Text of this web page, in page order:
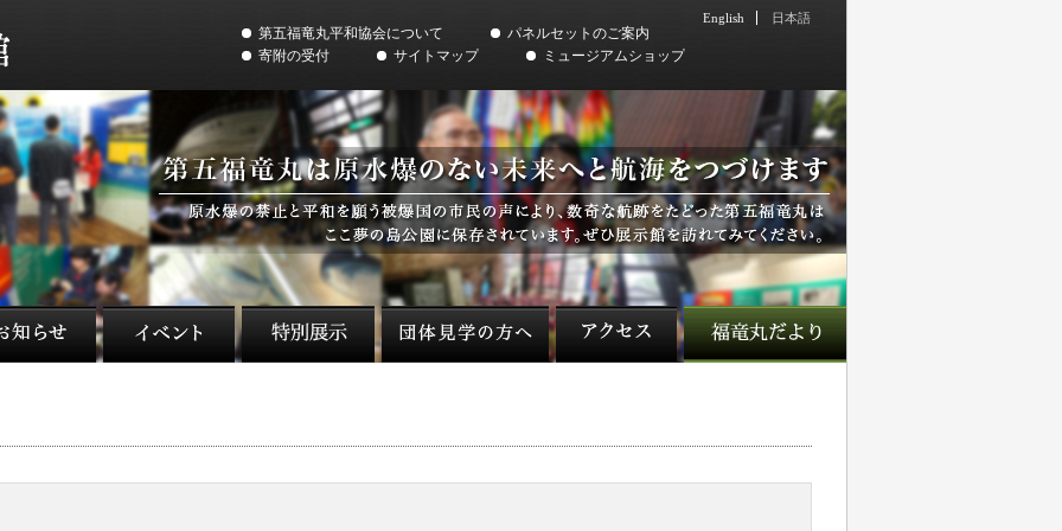
第五福竜丸平和協会について
パネルセットのご案内
寄附の受付
サイトマップ ミュージアムショップ
English 日本語